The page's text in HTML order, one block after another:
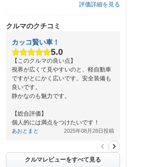
評価詳細を見る
クルマのクチコミ
カッコ賢い車！
5.0
【このクルマの良い点】
視界が広くて見やすいのと、軽自動車
ですがとにかく広いです。安全装備も
良いです。
静かなのも魅力です。
【総合評価】
個人的には満点をつけたいです！
あおとまと 2025年08月28日投稿
クルマレビューをすべて見る